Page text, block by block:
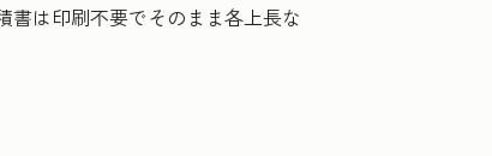
書は印刷不要でそのまま各上長な